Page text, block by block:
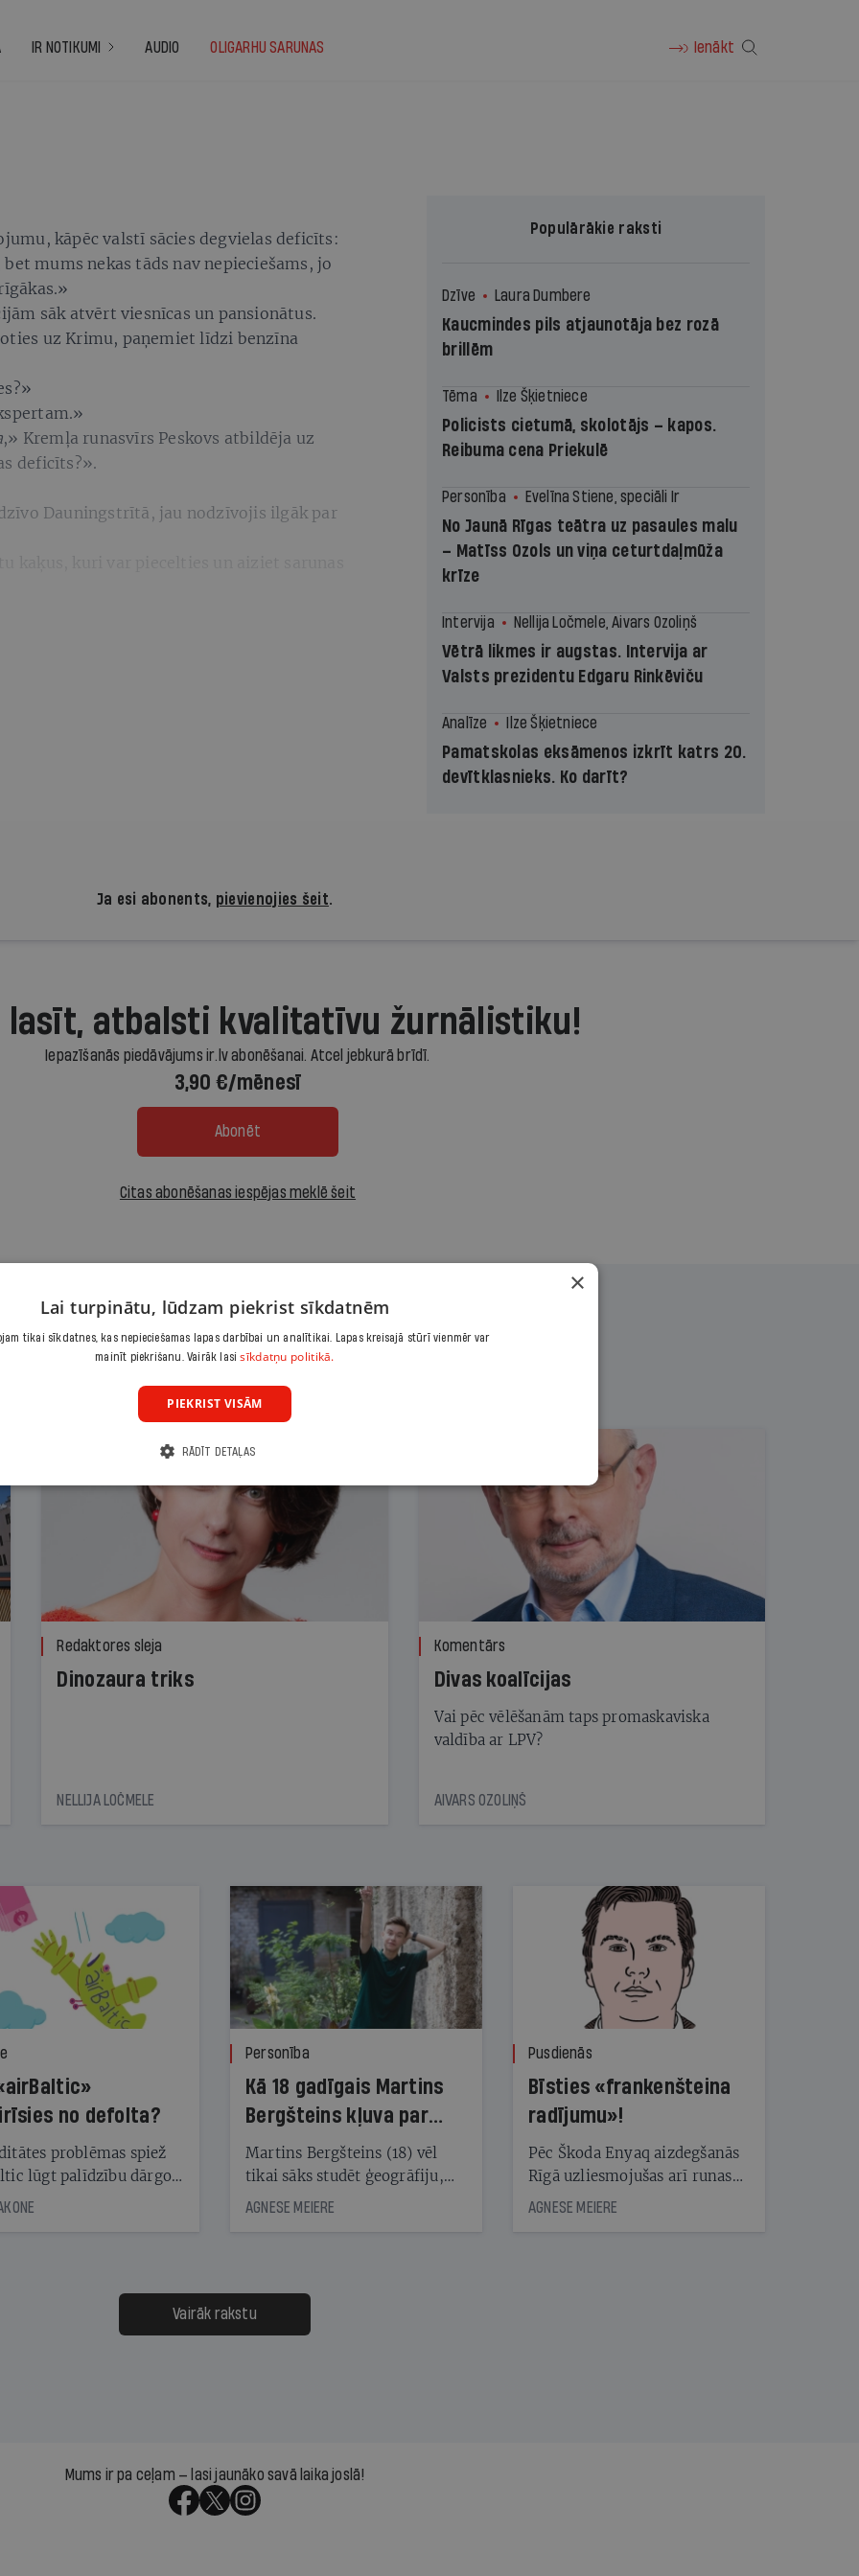
IR NOTIKUMI AUDIO OLIGARHU SARUNAS Ienākt
kāpēc valstī sācies degvielas deficīts:
mums nekas tāds nav nepieciešams, jo
sāk atvērt viesnīcas un pansionātus.
uz Krimu, paņemiet līdzi benzīna
,» Kremļa runasvīrs Peskovs atbildēja uz
deficīts?».
Dauningstrītā, jau nodzīvojis ilgāk par
Populārākie raksti
Dzīve Laura Dumbere
Kaucmindes pils atjaunotāja bez rozā
brillēm
Tēma Ilze Šķietniece
Policists cietumā, skolotājs – kapos.
Reibuma cena Priekulē
Personība Evelīna Stiene, speciāli Ir
No Jaunā Rīgas teātra uz pasaules malu
– Matīss Ozols un viņa ceturtdaļmūža
krīze
Intervija Nellija Ločmele, Aivars Ozoliņš
Vētrā likmes ir augstas. Intervija ar
Valsts prezidentu Edgaru Rinkēviču
Analīze Ilze Šķietniece
Pamatskolas eksāmenos izkrīt katrs 20.
devītklasnieks. Ko darīt?
Ja esi abonents, pievienojies šeit.
lasīt, atbalsti kvalitatīvu žurnālistiku!
Iepazīšanās piedāvājums ir.lv abonēšanai. Atcel jebkurā brīdī.
3,90 €/mēnesī
Abonēt
Citas abonēšanas iespējas meklē šeit
Redaktores sleja
Dinozaura triks
NELLIJA LOČMELE
Komentārs
Divas koalīcijas
Vai pēc vēlēšanām taps promaskaviska
valdība ar LPV?
AIVARS OZOLIŅŠ
no defolta?
problēmas spiež
lūgt palīdzību dārgo
turētājiem, taču
augstos procentus,
jau trīs dienas
nākamās sapulces
Personība
Kā 18 gadīgais Martins
Bergšteins kļuva par
laika ziņu seju?
Martins Bergšteins (18) vēl
tikai sāks studēt ģeogrāfiju,
bet viņa sacītajam jau uzticas
uzcītīga darba, mammas
atbalsts un drosme turpināt
meteovērojumus arī tad, kad
AGNESE MEIERE
Pusdienās
Bīsties «frankenšteina
radījumu»!
Pēc Škoda Enyaq aizdegšanās
Rīgā uzliesmojušas arī runas
par elektroauto drošību.
AGNESE MEIERE
Vairāk rakstu
Mums ir pa ceļam — lasi jaunāko savā laika joslā!
×
Lai turpinātu, lūdzam piekrist sīkdatnēm
tikai sīkdatnes, kas nepieciešamas lapas darbībai un analītikai. Lapas kreisajā stūrī vienmēr var
mainīt piekrišanu. Vairāk lasisīkdatņu politikā.
PIEKRIST VISĀM
RĀDĪT DETAĻAS